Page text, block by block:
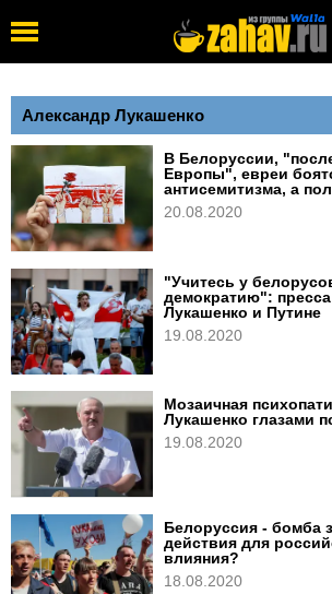
Александр Лукашенко
В Белоруссии,
Европы", евреи
антисемитизма, а
20.08.2020
"Учитесь у
демократию": пресса
Лукашенко и Путине
19.08.2020
Мозаичная
Лукашенко глазами
19.08.2020
Белоруссия - бомба
действия для
влияния?
18.08.2020